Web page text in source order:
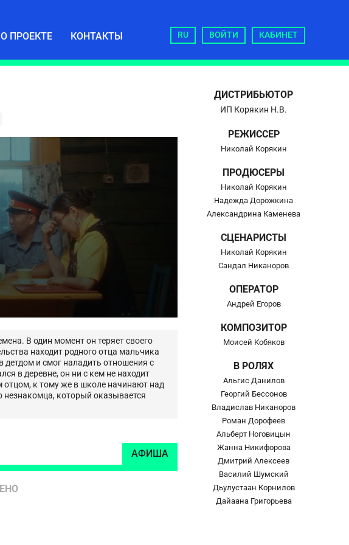
О ПРОЕКТЕ КОНТАКТЫ RU ВОЙТИ КАБИНЕТ
В один момент он теряет своего
находит родного отца мальчика
детдом и смог наладить отношения с
в деревне, он ни с кем не находит
отцом, к тому же в школе начинают над
незнакомца, который оказывается
АФИША
ДИСТРИБЬЮТОР
ИП Корякин Н.В.
РЕЖИССЕР
Николай Корякин
ПРОДЮСЕРЫ
Николай Корякин
Надежда Дорожкина
Александрина Каменева
СЦЕНАРИСТЫ
Николай Корякин
Сандал Никаноров
ОПЕРАТОР
Андрей Егоров
КОМПОЗИТОР
Моисей Кобяков
В РОЛЯХ
Альгис Данилов
Георгий Бессонов
Владислав Никаноров
Роман Дорофеев
Альберт Ноговицын
Жанна Никифорова
Дмитрий Алексеев
Василий Шумский
Дьулустаан Корнилов
Дайаана Григорьева